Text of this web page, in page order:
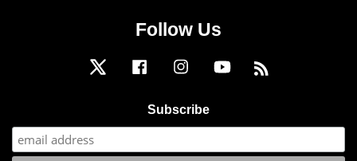
Follow Us
Twitter Facebook Instagram YouTube
Subscribe